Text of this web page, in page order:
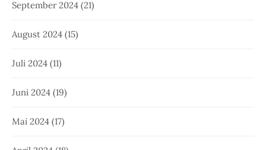
September 2024 (21)
August 2024 (15)
Juli 2024 (11)
Juni 2024 (19)
Mai 2024 (17)